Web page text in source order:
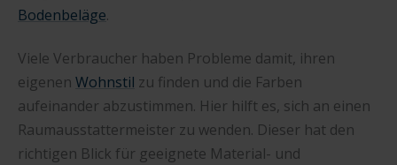
Bodenbeläge.
Viele Verbraucher haben Probleme damit, ihren
eigenen Wohnstil zu finden und die Farben
aufeinander abzustimmen. Hier hilft es, sich an einen
Raumausstattermeister zu wenden. Dieser hat den
richtigen Blick für geeignete Material- und